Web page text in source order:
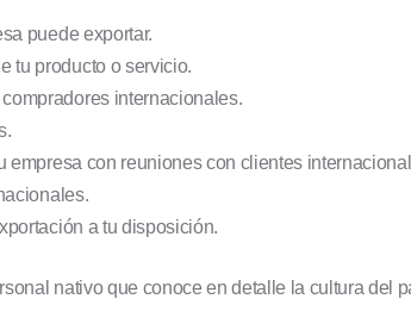
puede exportar.
tu producto o servicio.
internacionales.
empresa con reuniones con clientes
a tu disposición.
nativo que conoce en detalle la cultura del